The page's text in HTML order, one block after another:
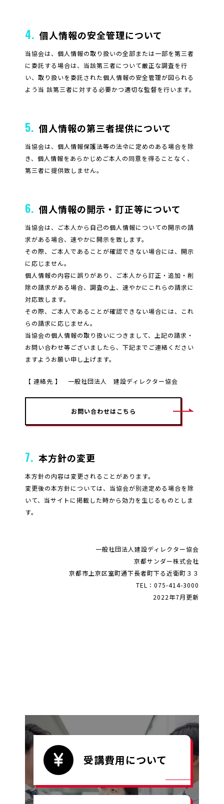
4. 個人情報の安全管理について
当協会は、個人情報の取り扱いの全部または一部を第三者
に委託する場合は、当該第三者について厳正な調査を行
い、取り扱いを委託された個人情報の安全管理が図られる
よう当 該第三者に対する必要かつ適切な監督を行います。
5. 個人情報の第三者提供について
当協会は、個人情報保護法等の法令に定めのある場合を除
き、個人情報をあらかじめご本人の同意を得ることなく、
第三者に提供致しません。
6. 個人情報の開示・訂正等について
当協会は、ご本人から自己の個人情報についての開示の請
求がある場合、速やかに開示を致します。
その際、ご本人であることが確認できない場合には、開示
に応じません。
個人情報の内容に誤りがあり、ご本人から訂正・追加・削
除の請求がある場合、調査の上、速やかにこれらの請求に
対応致します。
その際、ご本人であることが確認できない場合には、これ
らの請求に応じません。
当協会の個人情報の取り扱いにつきまして、上記の請求・
お問い合わせ等ございましたら、下記までご連絡ください
ますようお願い申し上げます。
【 連絡先 】 一般社団法人 建設ディレクター協会
お問い合わせはこちら
7. 本方針の変更
本方針の内容は変更されることがあります。
変更後の本方針については、当協会が別途定める場合を除
いて、当サイトに掲載した時から効力を生じるものとしま
す。
一般社団法人建設ディレクター協会
京都サンダー株式会社
京都市上京区室町通下長者町下る近衛町３３
TEL：075-414-3000
2022年7月更新
受講費用について